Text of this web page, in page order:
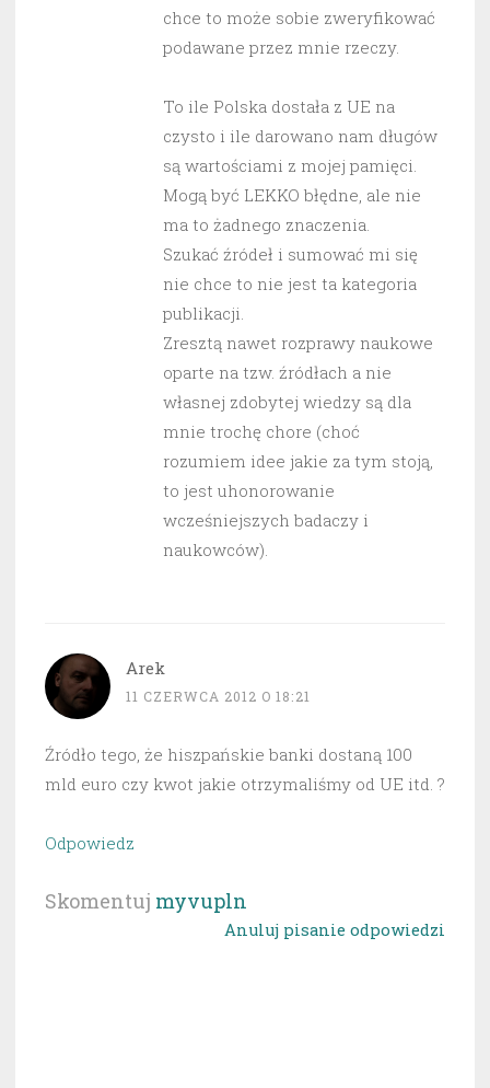
chce to może sobie zweryfikować
podawane przez mnie rzeczy.
To ile Polska dostała z UE na
czysto i ile darowano nam długów
są wartościami z mojej pamięci.
Mogą być LEKKO błędne, ale nie
ma to żadnego znaczenia.
Szukać źródeł i sumować mi się
nie chce to nie jest ta kategoria
publikacji.
Zresztą nawet rozprawy naukowe
oparte na tzw. źródłach a nie
własnej zdobytej wiedzy są dla
mnie trochę chore (choć
rozumiem idee jakie za tym stoją,
to jest uhonorowanie
wcześniejszych badaczy i
naukowców).
Arek
11 CZERWCA 2012 O 18:21
Źródło tego, że hiszpańskie banki dostaną 100
mld euro czy kwot jakie otrzymaliśmy od UE itd. ?
Odpowiedz
Skomentuj myvupln
Anuluj pisanie odpowiedzi